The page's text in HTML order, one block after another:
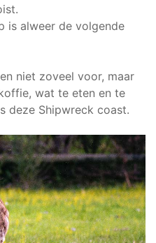
is alweer de volgende
niet zoveel voor, maar
wat te eten en te
deze Shipwreck coast.